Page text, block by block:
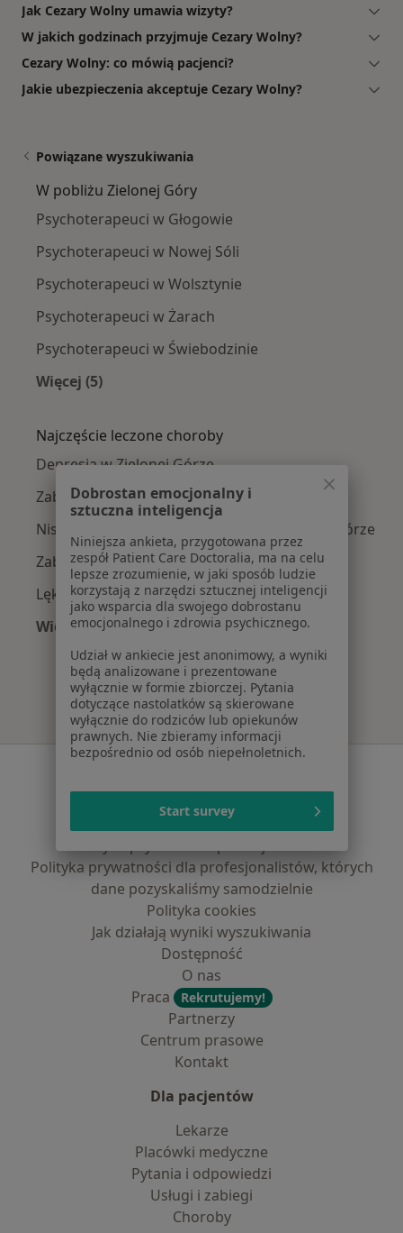
Jak Cezary Wolny umawia wizyty?
W jakich godzinach przyjmuje Cezary Wolny?
Cezary Wolny: co mówią pacjenci?
Jakie ubezpieczenia akceptuje Cezary Wolny?
Powiązane wyszukiwania
W pobliżu Zielonej Góry
Psychoterapeuci w Głogowie
Psychoterapeuci w Nowej Sóli
Psychoterapeuci w Wolsztynie
Psychoterapeuci w Żarach
Psychoterapeuci w Świebodzinie
Więcej (5)
Najczęście leczone choroby
Depresja w Zielonej Górze
Zaburzenia lękowe w Zielonej Górze
Niskie poczucie własnej wartości w Zielonej Górze
Zaburzenia nastroju w Zielonej Górze
Lęki w Zielonej Górze
Więcej (15)
Więcej w kategorii: Najczęście leczone
Regulamin
Polityka prywatności pacjentów
Polityka prywatności dla profesjonalistów, których
dane pozyskaliśmy samodzielnie
Polityka cookies
Jak działają wyniki wyszukiwania
Dostępność
O nas
Praca
Rekrutujemy!
Partnerzy
Centrum prasowe
Kontakt
Dla pacjentów
Lekarze
Placówki medyczne
Pytania i odpowiedzi
Usługi i zabiegi
Choroby
Dobrostan emocjonalny i
sztuczna inteligencja
Niniejsza ankieta, przygotowana przez
zespół Patient Care Doctoralia, ma na celu
lepsze zrozumienie, w jaki sposób ludzie
korzystają z narzędzi sztucznej inteligencji
jako wsparcia dla swojego dobrostanu
emocjonalnego i zdrowia psychicznego.
Udział w ankiecie jest anonimowy, a wyniki
będą analizowane i prezentowane
wyłącznie w formie zbiorczej. Pytania
dotyczące nastolatków są skierowane
wyłącznie do rodziców lub opiekunów
prawnych. Nie zbieramy informacji
bezpośrednio od osób niepełnoletnich.
Start survey